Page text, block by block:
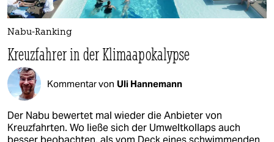
Nabu-Ranking
Kreuzfahrer in der Klimaapokalypse
Kommentar von Uli Hannemann
Der Nabu bewertet mal wieder die Anbieter von
Kreuzfahrten. Wo ließe sich der Umweltkollaps auch